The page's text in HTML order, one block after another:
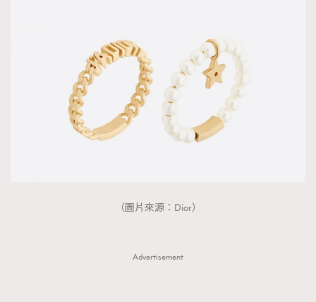
FashionWeek FigaroAesthetic
（圖片來源：Dior）
Advertisement